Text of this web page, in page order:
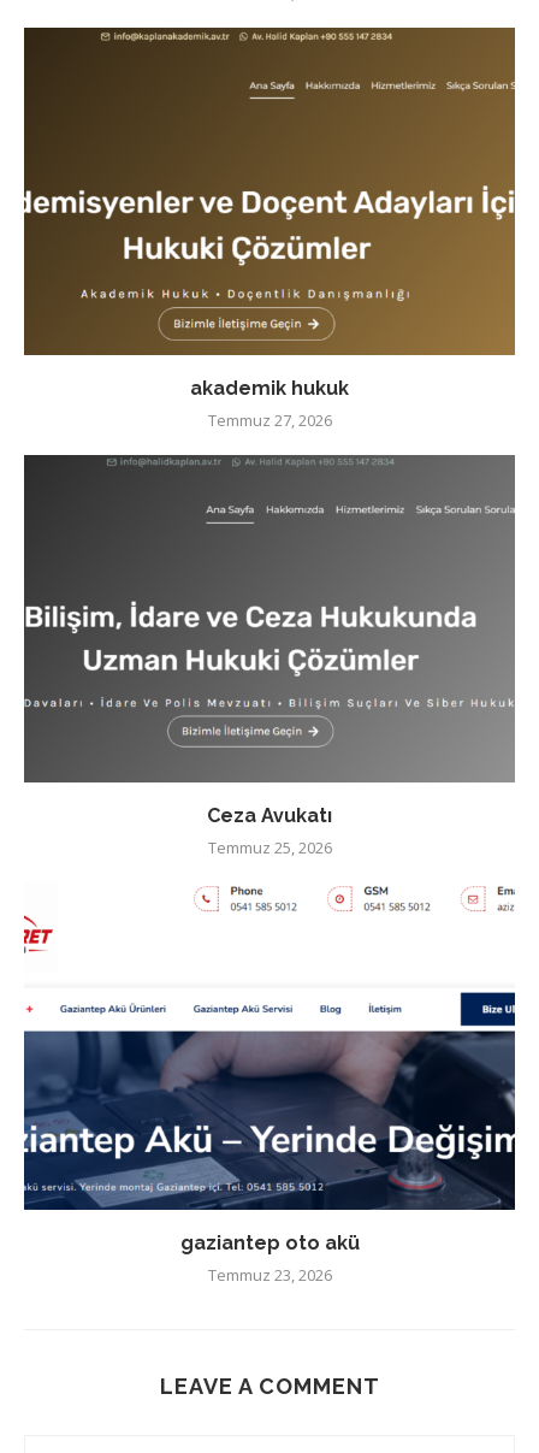
akademik hukuk
Temmuz 27, 2026
Ceza Avukatı
Temmuz 25, 2026
gaziantep oto akü
Temmuz 23, 2026
LEAVE A COMMENT